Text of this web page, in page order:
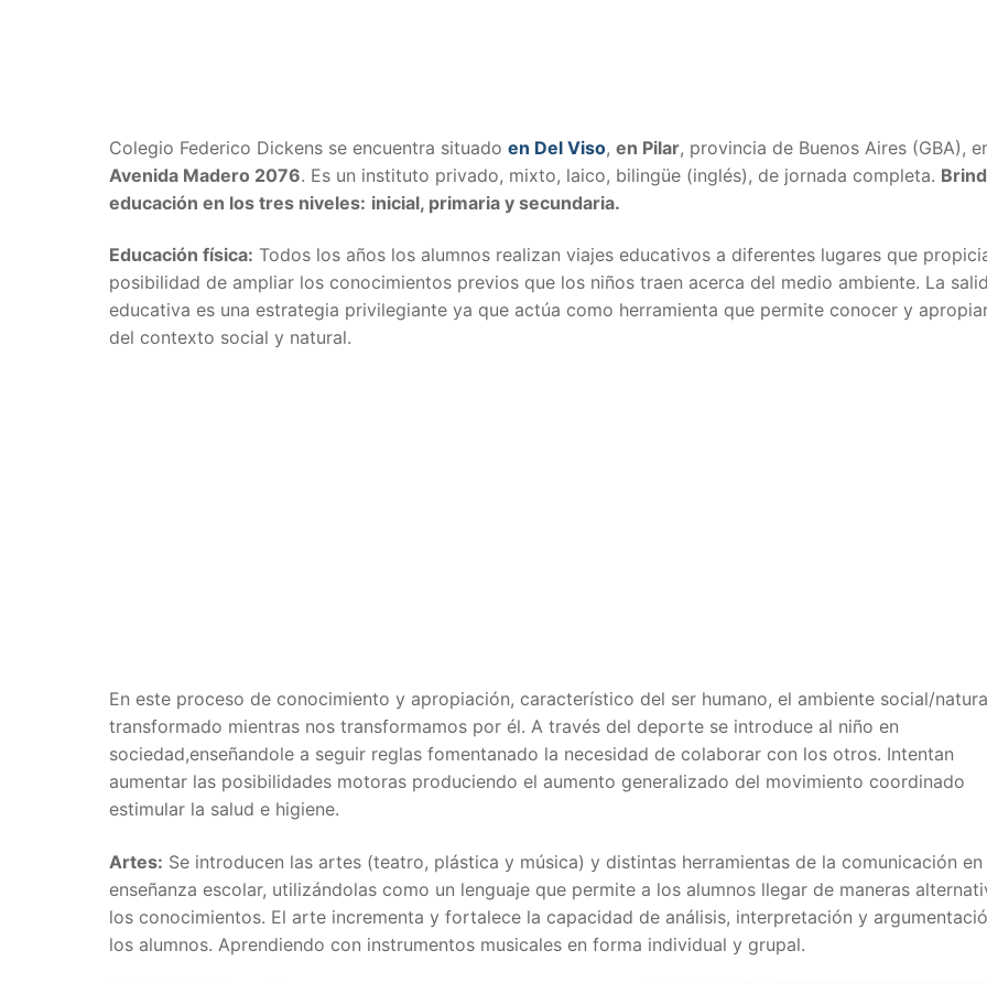
Colegio Federico Dickens se encuentra situado en Del Viso, en Pilar, provincia de Buenos Aires (GBA),
Avenida Madero 2076. Es un instituto privado, mixto, laico, bilingüe (inglés), de jornada completa.
educación en los tres niveles: inicial, primaria y secundaria.
Educación física: Todos los años los alumnos realizan viajes educativos a diferentes lugares que
posibilidad de ampliar los conocimientos previos que los niños traen acerca del medio ambiente. La
educativa es una estrategia privilegiante ya que actúa como herramienta que permite conocer y
del contexto social y natural.
En este proceso de conocimiento y apropiación, característico del ser humano, el ambiente social/
transformado mientras nos transformamos por él. A través del deporte se introduce al niño en
sociedad,enseñandole a seguir reglas fomentanado la necesidad de colaborar con los otros. Intentan
aumentar las posibilidades motoras produciendo el aumento generalizado del movimiento coordinado
estimular la salud e higiene.
Artes: Se introducen las artes (teatro, plástica y música) y distintas herramientas de la comunicación en
enseñanza escolar, utilizándolas como un lenguaje que permite a los alumnos llegar de maneras
los conocimientos. El arte incrementa y fortalece la capacidad de análisis, interpretación y
los alumnos. Aprendiendo con instrumentos musicales en forma individual y grupal.